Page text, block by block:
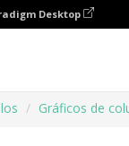
Desktop
Gráficos de